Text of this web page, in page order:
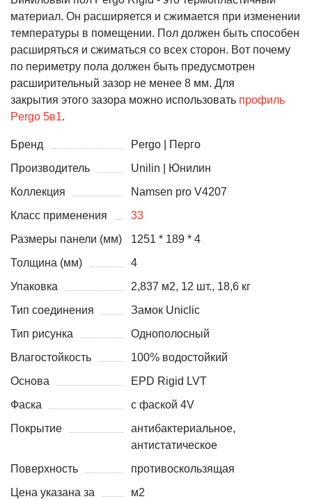
материал. Он расширяется и сжимается при изменении
температуры в помещении. Пол должен быть способен
расширяться и сжиматься со всех сторон. Вот почему
по периметру пола должен быть предусмотрен
расширительный зазор не менее 8 мм. Для
закрытия этого зазора можно использовать профиль
Pergo 5в1.
Бренд
Pergo | Перго
Производитель
Unilin | Юнилин
Коллекция
Namsen pro V4207
Класс применения
33
Размеры панели (мм)
1251 * 189 * 4
Толщина (мм)
4
Упаковка
2,837 м2, 12 шт., 18,6 кг
Тип соединения
Замок Uniclic
Тип рисунка
Однополосный
Влагостойкость
100% водостойкий
Основа
EPD Rigid LVT
Фаска
с фаской 4V
Покрытие
антибактериальное,
антистатическое
Поверхность
противоскользящая
Цена указана за
м2